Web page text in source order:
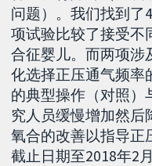
问题）。我们找到了
项试验比较了接受不
合征婴儿。而两项涉
化选择正压通气频率
的典型操作（对照）
究人员缓慢增加然后
氧合的改善以指导正
截止日期至2018年2月